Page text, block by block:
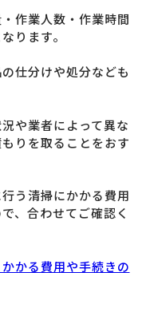
作業人数・作業時間
ります。
仕分けや処分なども
や業者によって異な
りを取ることをおす
う清掃にかかる費用
、合わせてご確認く
かる費用や手続きの